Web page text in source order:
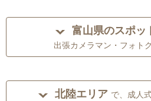
富山県のスポッ
出張カメラマン・フォト
北陸エリア で、成人